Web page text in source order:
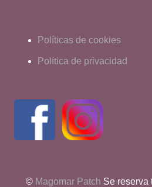
Políticas de cookies
Política de privacidad
© Magomar Patch Se reserva